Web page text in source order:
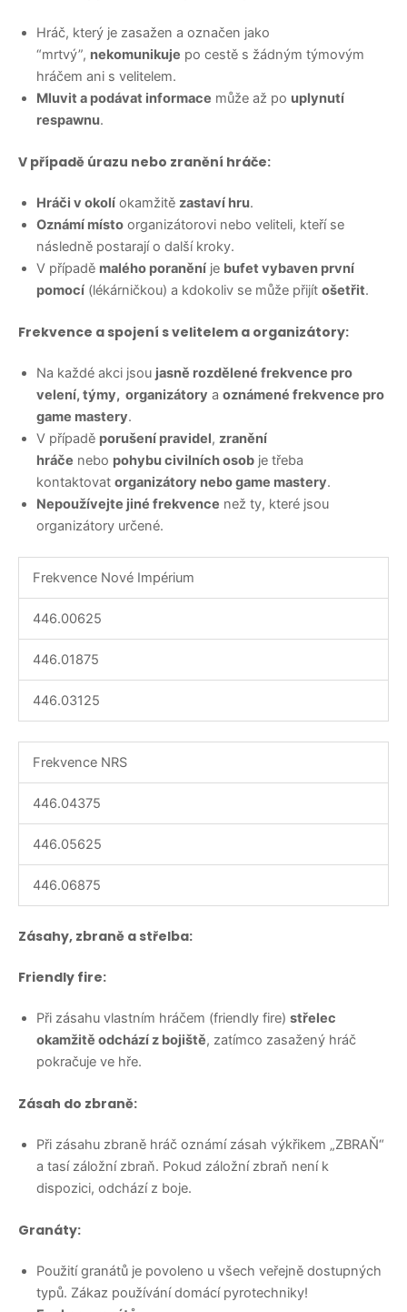
Hráč, který je zasažen a označen jako
“mrtvý”, nekomunikuje po cestě s žádným týmovým
hráčem ani s velitelem.
Mluvit a podávat informace může až po uplynutí
respawnu.
V případě úrazu nebo zranění hráče:
Hráči v okolí okamžitě zastaví hru.
Oznámí místo organizátorovi nebo veliteli, kteří se
následně postarají o další kroky.
V případě malého poranění je bufet vybaven první
pomocí (lékárničkou) a kdokoliv se může přijít ošetřit.
Frekvence a spojení s velitelem a organizátory:
Na každé akci jsou jasně rozdělené frekvence pro
velení, týmy, organizátory a oznámené frekvence pro
game mastery.
V případě porušení pravidel, zranění
hráče nebo pohybu civilních osob je třeba
kontaktovat organizátory nebo game mastery.
Nepoužívejte jiné frekvence než ty, které jsou
organizátory určené.
Frekvence Nové Impérium
446.00625
446.01875
446.03125
Frekvence NRS
446.04375
446.05625
446.06875
Zásahy, zbraně a střelba:
Friendly fire:
Při zásahu vlastním hráčem (friendly fire) střelec
okamžitě odchází z bojiště, zatímco zasažený hráč
pokračuje ve hře.
Zásah do zbraně:
Při zásahu zbraně hráč oznámí zásah výkřikem „ZBRAŇ“
a tasí záložní zbraň. Pokud záložní zbraň není k
dispozici, odchází z boje.
Granáty:
Použití granátů je povoleno u všech veřejně dostupných
typů. Zákaz používání domácí pyrotechniky!